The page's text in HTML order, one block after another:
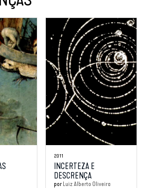
2011
INCERTEZA E
DESCRENÇA
por Luiz Alberto Oliveira